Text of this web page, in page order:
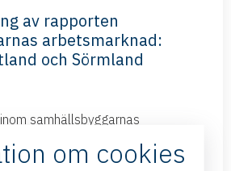
av rapporten
arbetsmarknad:
och Sörmland
samhällsbyggarnas
faktum. Branschen behöver få in
den behövs nu. Det var tydligt...
om cookies